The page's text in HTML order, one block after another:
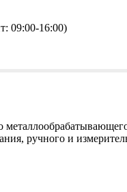
09:00-16:00)
ручного и